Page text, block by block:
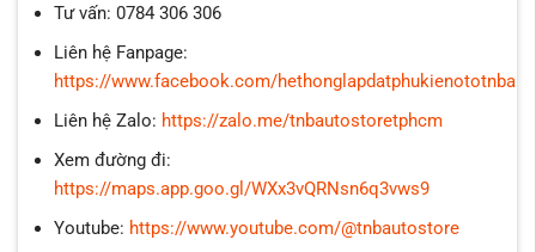
Tư vấn: 0784 306 306
Liên hệ Fanpage:
https://www.facebook.com/
Liên hệ Zalo: https://zalo.me/tnbautostoretphcm
Xem đường đi:
https://maps.app.goo.gl/WXx3vQRNsn6q3vws9
Youtube: https://www.youtube.com/@tnbautostore